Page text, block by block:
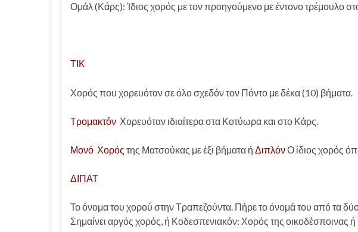
Ομάλ (Κάρς): Ίδιος χορός με τον προηγούμενο με έντονο τρέμουλο
ΤΙΚ
Χορός που χορευόταν σε όλο σχεδόν τον Πόντο με δέκα (10) βήματα.
Τρομακτόν Χορευόταν ιδιαίτερα στα Κοτύωρα και στο Κάρς.
Μονό Χορός της Ματσούκας με έξι βήματα ή ΔιπλόνΟ ίδιος χορός
ΔΙΠΑΤ
Το όνομα του χορού στην Τραπεζούντα. Πήρε το όνομά του από τα
Σημαίνει αργός χορός, ή Κοδεσπενιακόν: Χορός της οικοδέσποινας